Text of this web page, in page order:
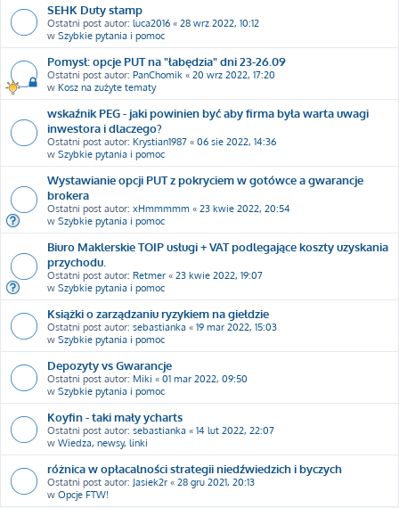
SEHK Duty stamp
Ostatni post autor: luca2016 « 28 wrz 2022, 10:12
w Szybkie pytania i pomoc
Pomysł: opcje PUT na "łabędzia" dni 23-26.09
Ostatni post autor: PanChomik « 20 wrz 2022, 17:20
w Kosz na zużyte tematy
wskaźnik PEG - jaki powinien być aby firma była warta uwagi
inwestora i dlaczego?
Ostatni post autor: Krystian1987 « 06 sie 2022, 14:36
w Szybkie pytania i pomoc
Wystawianie opcji PUT z pokryciem w gotówce a gwarancje
brokera
Ostatni post autor: xHmmmmm « 23 kwie 2022, 20:54
w Szybkie pytania i pomoc
Biuro Maklerskie TOIP usługi + VAT podlegające koszty uzyskania
przychodu.
Ostatni post autor: Retmer « 23 kwie 2022, 19:07
w Szybkie pytania i pomoc
Książki o zarządzaniu ryzykiem na giełdzie
Ostatni post autor: sebastianka « 19 mar 2022, 15:03
w Szybkie pytania i pomoc
Depozyty vs Gwarancje
Ostatni post autor: Miki « 01 mar 2022, 09:50
w Szybkie pytania i pomoc
Koyfin - taki mały ycharts
Ostatni post autor: sebastianka « 14 lut 2022, 22:07
w Wiedza, newsy, linki
różnica w opłacalności strategii niedźwiedzich i byczych
Ostatni post autor: Jasiek2r « 28 gru 2021, 20:13
w Opcje FTW!